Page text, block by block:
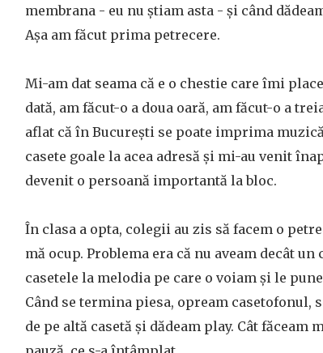
membrana - eu nu știam asta - și când
Așa am făcut prima petrecere.
Mi-am dat seama că e o chestie care îmi
dată, am făcut-o a doua oară, am făcut-o a
aflat că în București se poate imprima
casete goale la acea adresă și mi-au venit
devenit o persoană importantă la bloc.
În clasa a opta, colegii au zis să facem o
mă ocup. Problema era că nu aveam decât
casetele la melodia pe care o voiam și le
Când se termina piesa, opream casetofonul,
de pe altă casetă și dădeam play. Cât făceam